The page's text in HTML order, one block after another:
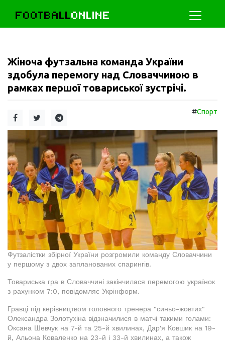
FOOTBALLONLINE
Жіноча футзальна команда України
здобула перемогу над Словаччиною в
рамках першої товариської зустрічі.
#Спорт
Футзалістки збірної України розгромили команду Словаччини
у першому з двох запланованих спарингів.
Товариська гра в Словаччині закінчилася перемогою українок
з рахунком 7:0, повідомляє Укрінформ.
Гравці під керівництвом головного тренера "синьо-жовтих"
Олександра Золотухіна відзначилися в матчі такими голами:
Оксана Шевчук на 7-й та 25-й хвилинах, Дар'я Ковшик на 19-
й, Альона Коваленко на 23-й і 33-й хвилинах, а також